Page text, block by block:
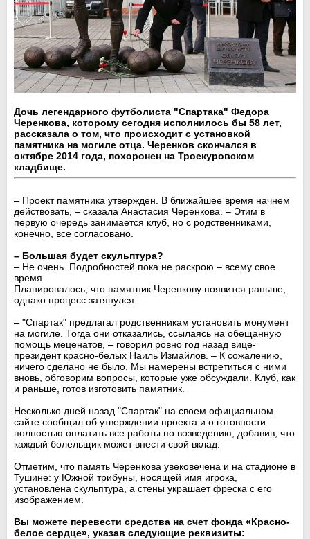
Дочь легендарного футболиста "Спартака" Федора
Черенкова, которому сегодня исполнилось бы 58 лет,
рассказала о том, что происходит с установкой
памятника на могиле отца. Черенков скончался в
октябре 2014 года, похоронен на Троекуровском
кладбище.
– Проект памятника утвержден. В ближайшее время начнем
действовать, – сказала Анастасия Черенкова. – Этим в
первую очередь занимается клуб, но с родственниками,
конечно, все согласовано.
– Большая будет скульптура?
– Не очень. Подробностей пока не раскрою – всему свое
время.
Планировалось, что памятник Черенкову появится раньше,
однако процесс затянулся.
– "Спартак" предлагал родственникам установить монумент
на могиле. Тогда они отказались, ссылаясь на обещанную
помощь меценатов, – говорил ровно год назад вице-
президент красно-белых Наиль Измайлов. – К сожалению,
ничего сделано не было. Мы намерены встретиться с ними
вновь, обговорим вопросы, которые уже обсуждали. Клуб, как
и раньше, готов изготовить памятник.
Несколько дней назад "Спартак" на своем официальном
сайте сообщил об утверждении проекта и о готовности
полностью оплатить все работы по возведению, добавив, что
каждый болельщик может внести свой вклад.
Отметим, что память Черенкова увековечена и на стадионе в
Тушине: у Южной трибуны, носящей имя игрока,
установлена скульптура, а стены украшает фреска с его
изображением.
Вы можете перевести средства на счет фонда «Красно-
белое сердце», указав следующие реквизиты: